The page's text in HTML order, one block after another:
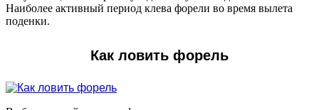
Наиболее активный период клева форели во время вылета
поденки.
Как ловить форель